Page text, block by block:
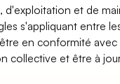
et de
s'appliquant entre
en conformité avec
collective et être à